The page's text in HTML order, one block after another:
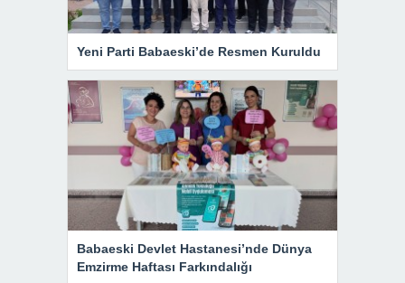
Yeni Parti Babaeski’de Resmen Kuruldu
Babaeski Devlet Hastanesi’nde Dünya
Emzirme Haftası Farkındalığı